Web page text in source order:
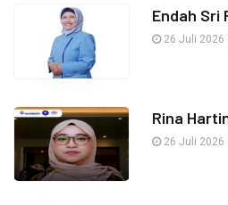
Endah Sri
26 Juli 2026
Rina
26 Juli 2026